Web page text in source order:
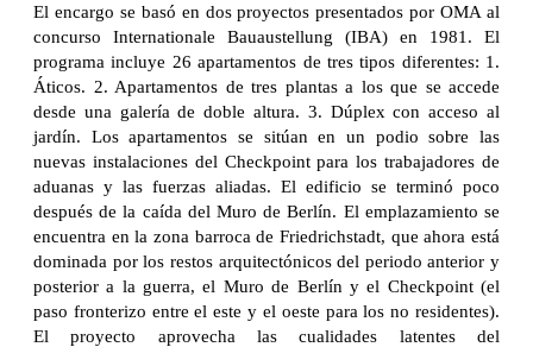
El encargo se basó en dos proyectos presentados por OMA al
concurso Internationale Bauaustellung (IBA) en 1981. El
programa incluye 26 apartamentos de tres tipos diferentes: 1.
Áticos. 2. Apartamentos de tres plantas a los que se accede
desde una galería de doble altura. 3. Dúplex con acceso al
jardín. Los apartamentos se sitúan en un podio sobre las
nuevas instalaciones del Checkpoint para los trabajadores de
aduanas y las fuerzas aliadas. El edificio se terminó poco
después de la caída del Muro de Berlín. El emplazamiento se
encuentra en la zona barroca de Friedrichstadt, que ahora está
dominada por los restos arquitectónicos del periodo anterior y
posterior a la guerra, el Muro de Berlín y el Checkpoint (el
paso fronterizo entre el este y el oeste para los no residentes).
El proyecto aprovecha las cualidades latentes del